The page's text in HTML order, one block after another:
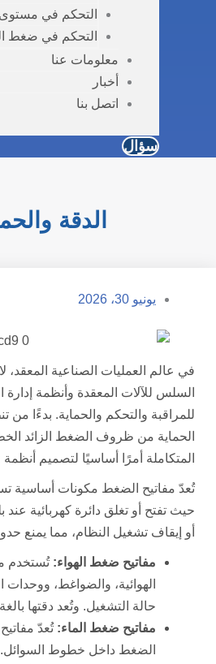
التحكم في مستوى
التحكم في ضغط
معلومات عنا
أخبار
اتصل بنا
سؤال
الدقة
يونيو 30، 2026
في عالم العمليات الصناعية
السلس للآلات المعقدة وأنظمة
للمراقبة والتحكم والحماية. بدءًا
الحماية من ظروف الضغط الزائد
المتكاملة أمرًا أساسيًا لتصميم
تُعدّ مفاتيح الضغط مكونات أساسية
حيث تفتح أو تغلق دائرة كهربائية
أو إيقاف تشغيل النظام، مما يمنع
مفاتيح ضغط الهواء: تُستخدم
الهوائية، والضواغط،
حالة التشغيل. وتُعد دقتها
مفاتيح ضغط الماء: تُعدّ
الضغط داخل خطوط السوائل.